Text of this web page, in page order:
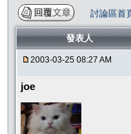
討論區首
發表人
2003-03-25 08:27 AM
joe